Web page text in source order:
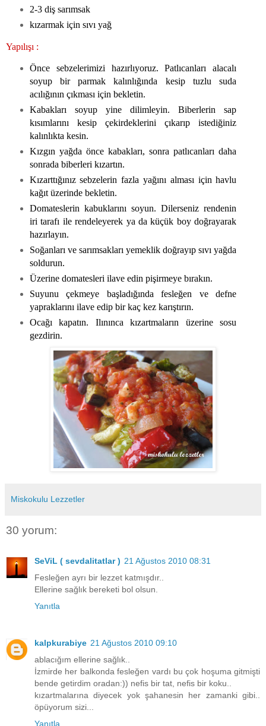
2-3 diş sarımsak
kızarmak için sıvı yağ
Yapılışı :
Önce sebzelerimizi hazırlıyoruz. Patlıcanları alacalı
soyup bir parmak kalınlığında kesip tuzlu suda
acılığının çıkması için bekletin.
Kabakları soyup yine dilimleyin. Biberlerin sap
kısımlarını kesip çekirdeklerini çıkarıp istediğiniz
kalınlıkta kesin.
Kızgın yağda önce kabakları, sonra patlıcanları daha
sonrada biberleri kızartın.
Kızarttığınız sebzelerin fazla yağını alması için havlu
kağıt üzerinde bekletin.
Domateslerin kabuklarını soyun. Dilerseniz rendenin
iri tarafı ile rendeleyerek ya da küçük boy doğrayarak
hazırlayın.
Soğanları ve sarımsakları yemeklik doğrayıp sıvı yağda
soldurun.
Üzerine domatesleri ilave edin pişirmeye bırakın.
Suyunu çekmeye başladığında fesleğen ve defne
yapraklarını ilave edip bir kaç kez karıştırın.
Ocağı kapatın. Ilınınca kızartmaların üzerine sosu
gezdirin.
Miskokulu Lezzetler
30 yorum:
SeViL ( sevdalitatlar ) 21 Ağustos 2010 08:31
Fesleğen ayrı bir lezzet katmışdır..
Ellerine sağlık bereketi bol olsun.
Yanıtla
kalpkurabiye 21 Ağustos 2010 09:10
ablacığım ellerine sağlık..
İzmirde her balkonda fesleğen vardı bu çok hoşuma gitmişti
bende getirdim oradan:)) nefis bir tat, nefis bir koku..
kızartmalarına diyecek yok şahanesin her zamanki gibi..
öpüyorum sizi...
Yanıtla